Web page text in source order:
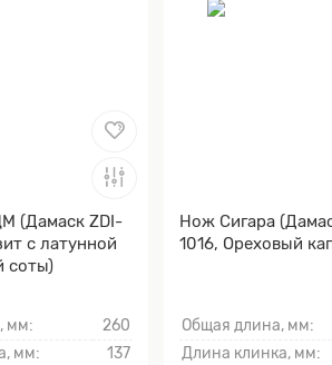
(Дамаск ZDI-
с латунной
соты)
мм:
260
мм:
137
Нож Сигара
1016, Ореховый
Общая длина, мм:
Длина клинка, мм: